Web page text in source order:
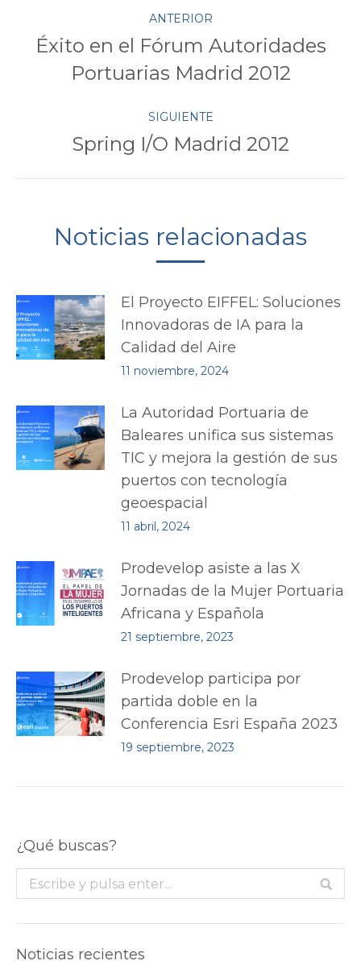
entre
ANTERIOR
anterior:
Éxito en el Fórum Autoridades
Portuarias Madrid 2012
SIGUIENTE
Publicación
Spring I/O Madrid 2012
Noticias relacionadas
El Proyecto EIFFEL: Soluciones
Innovadoras de IA para la
Calidad del Aire
11 noviembre, 2024
La Autoridad Portuaria de
Baleares unifica sus sistemas
TIC y mejora la gestión de sus
puertos con tecnología
geoespacial
11 abril, 2024
Prodevelop asiste a las X
Jornadas de la Mujer Portuaria
Africana y Española
21 septiembre, 2023
Prodevelop participa por
partida doble en la
Conferencia Esri España 2023
19 septiembre, 2023
¿Qué buscas?
Buscar:
Noticias recientes